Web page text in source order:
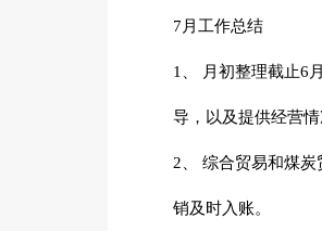
7月工作总结
1、 月初整理截止6
导，以及提供经营
2、 综合贸易和煤
销及时入账。